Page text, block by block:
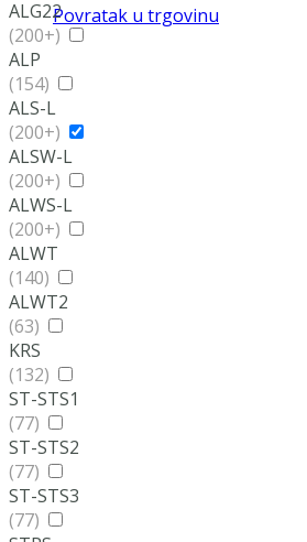
Povratak u trgovinu
ALG22
(200+)
ALP
(154)
ALS-L
(200+)
ALSW-L
(200+)
ALWS-L
(200+)
ALWT
(140)
ALWT2
(63)
KRS
(132)
ST-STS1
(77)
ST-STS2
(77)
ST-STS3
(77)